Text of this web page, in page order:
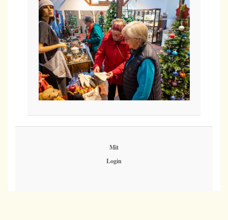
Mit
Login